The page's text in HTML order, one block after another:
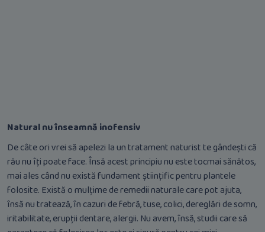
Natural nu înseamnă inofensiv
De câte ori vrei să apelezi la un tratament naturist te gândești că
rău nu îți poate face. Însă acest principiu nu este tocmai sănătos,
mai ales când nu există fundament științific pentru plantele
folosite. Există o mulțime de remedii naturale care pot ajuta,
însă nu tratează, în cazuri de febră, tuse, colici, dereglări de somn,
iritabilitate, erupții dentare, alergii. Nu avem, însă, studii care să